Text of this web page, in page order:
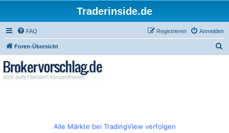
Traderinside.de
FAQ Anmelden
Registrieren
Foren-Übersicht
Alle Märkte bei TradingView verfolgen